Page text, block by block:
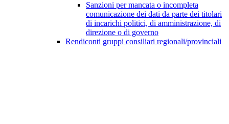
Sanzioni per mancata o incompleta
comunicazione dei dati da parte dei titolari
di incarichi politici, di amministrazione, di
direzione o di governo
Rendiconti gruppi consiliari regionali/provinciali